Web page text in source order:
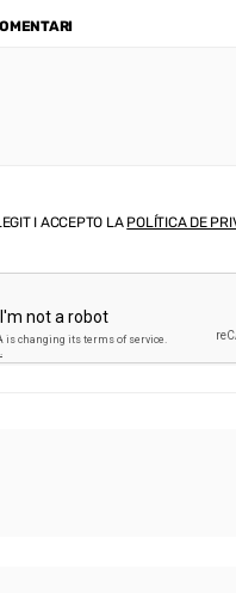
I ACCEPTO LA POLÍTICA DE